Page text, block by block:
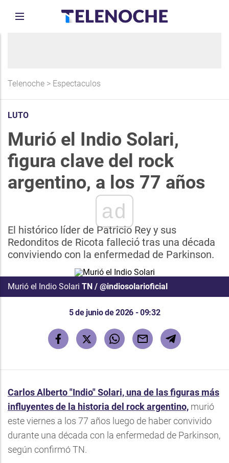
Telenoche > Espectaculos
LUTO
Murió el Indio Solari,
figura clave del rock
argentino, a los 77 años
ad
El histórico líder de Patricio Rey y sus
Redonditos de Ricota falleció tras una década
conviviendo con la enfermedad de Parkinson.
Murió el Indio Solari TN / @indiosolarioficial
5 de junio de 2026 - 09:32
Carlos Alberto "Indio" Solari, una de las figuras más
influyentes de la historia del rock argentino, murió
este viernes a los 77 años luego de haber convivido
durante una década con la enfermedad de Parkinson,
según confirmó TN.